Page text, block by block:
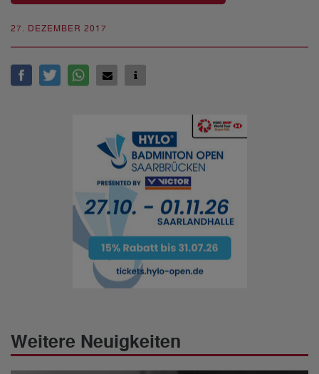
27. DEZEMBER 2017
Weitere Neuigkeiten